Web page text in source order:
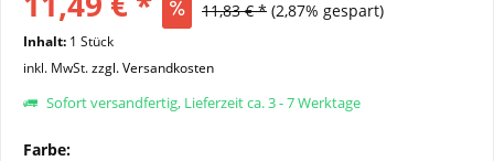
11,83 € * (2,87% gespart)
Inhalt: 1 Stück
inkl. MwSt.zzgl. Versandkosten
Sofort versandfertig, Lieferzeit ca. 3 - 7 Werktage
Farbe: